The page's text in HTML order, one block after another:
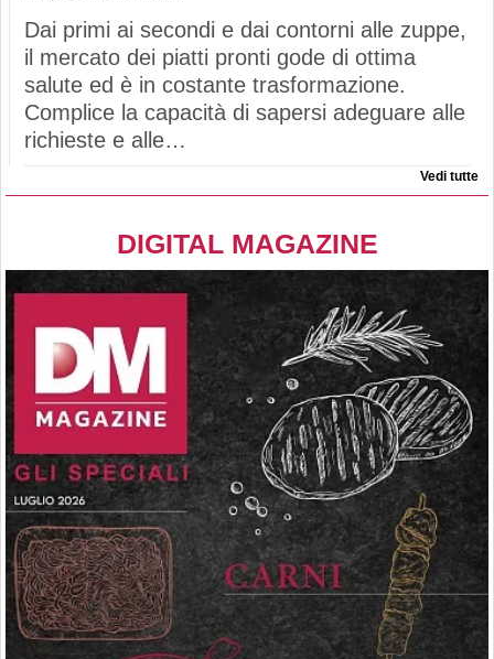
Dai primi ai secondi e dai contorni alle zuppe,
il mercato dei piatti pronti gode di ottima
salute ed è in costante trasformazione.
Complice la capacità di sapersi adeguare alle
richieste e alle…
Vedi tutte
DIGITAL MAGAZINE